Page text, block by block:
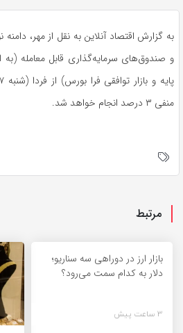
به گزارش اقتصاد آنلاین به نقل از مهر،
و صندوق‌های سرمایه‌گذاری قابل معامله (به
منفی ۳ درصد انجام خواهد شد.
مرتبط
بازار ارز در دوراهی سه سناریو؛
دلار به کدام سمت می‌رود؟
3 ساعت پیش